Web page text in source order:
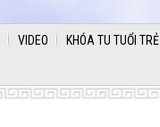
VIDEO KHÓA TU TUỔI TRẺ